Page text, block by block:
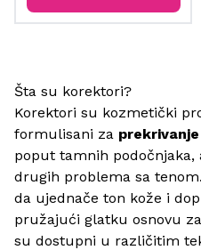
Šta su korektori?
Korektori su kozmetički
formulisani za
poput tamnih podočnjaka,
drugih problema sa
da ujednače ton kože i
pružajući glatku osnovu
su dostupni u različitim